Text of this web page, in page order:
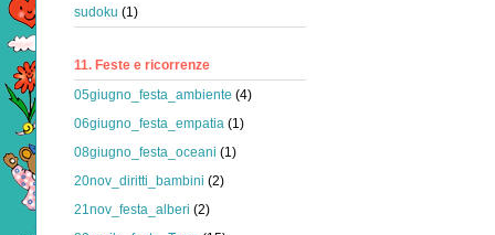
sudoku (1)
11. Feste e ricorrenze
05giugno_festa_ambiente (4)
06giugno_festa_empatia (1)
08giugno_festa_oceani (1)
20nov_diritti_bambini (2)
21nov_festa_alberi (2)